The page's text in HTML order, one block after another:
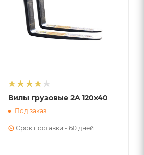
Вилы грузовые 2A 120х40
Под заказ
Срок поставки - 60 дней